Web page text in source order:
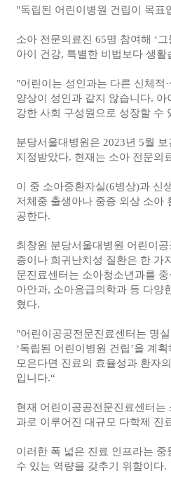
"독립된 어린이병원 건립이 목표
소아 전문의료진 65명 참여해 ‘그
아이 건강, 특별한 비법보다 생활
"어린이는 성인과는 다른 신체적
양상이 성인과 같지 않습니다.
강한 사회 구성원으로 성장할 수
분당서울대병원은 2023년 5월
지정받았다. 현재는 소아 전문의
이 중 소아중환자실(6병상)과 신
저체중 출생아나 중증 외상 소아
공한다.
최창원 분당서울대병원 어린이
증이나 희귀난치성 질환은 한 가
문진료센터는 소아청소년과를
아안과, 소아응급의학과 등 다양
혔다.
"어린이공공전문진료센터는 명
‘독립된 어린이병원 건립’을 계
모은다면 진료의 효율성과 환자
입니다.“
현재 어린이공공전문진료센터는
과로 이루어진 대규모 다학제 진
이러한 폭 넓은 진료 인프라는
수 있는 역량을 갖추기 위함이다.